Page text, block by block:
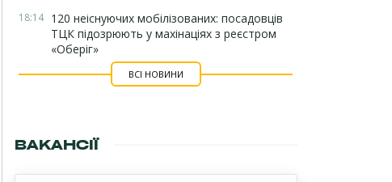
18:14 120 неіснуючих мобілізованих: посадовців
ТЦК підозрюють у махінаціях з реєстром
«Оберіг»
ВСІ НОВИНИ
ВАКАНСІЇ